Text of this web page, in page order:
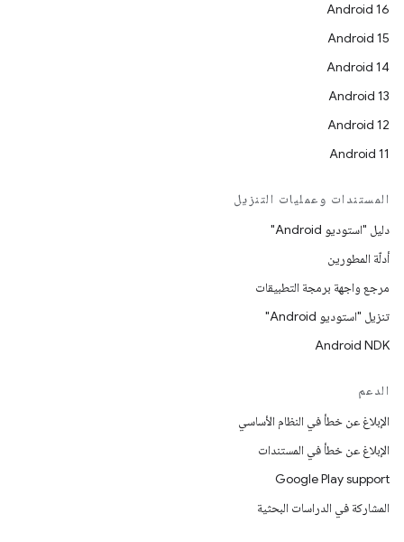
Android 16
Android 15
Android 14
Android 13
Android 12
Android 11
المستندات وعمليات التنزيل
دليل "استوديو Android"
أدلّة المطورين
مرجع واجهة برمجة التطبيقات
تنزيل "استوديو Android"
Android NDK
الدعم
الإبلاغ عن خطأ في النظام الأساسي
الإبلاغ عن خطأ في المستندات
Google Play support
المشاركة في الدراسات البحثية